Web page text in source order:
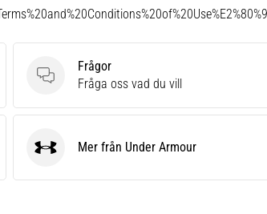
Frågor
Frågor
Fråga oss vad du vill
Under ArmourMer från Under Armour